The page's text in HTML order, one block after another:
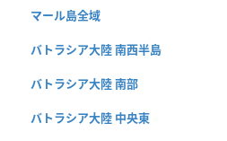
マール島全域
バトラシア大陸 南西半島
バトラシア大陸 南部
バトラシア大陸 中央東